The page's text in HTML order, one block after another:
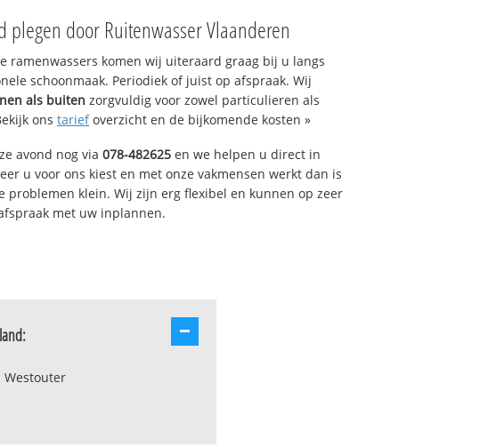
plegen door Ruitenwasser Vlaanderen
ramenwassers komen wij uiteraard graag bij u langs
schoonmaak. Periodiek of juist op afspraak. Wij
als buiten zorgvuldig voor zowel particulieren als
ons tariefoverzicht en de bijkomende kosten »
avond nog via 078-482625 en we helpen u direct in
u voor ons kiest en met onze vakmensen werkt dan is
problemen klein. Wij zijn erg flexibel en kunnen op zeer
met uw inplannen.
Westouter